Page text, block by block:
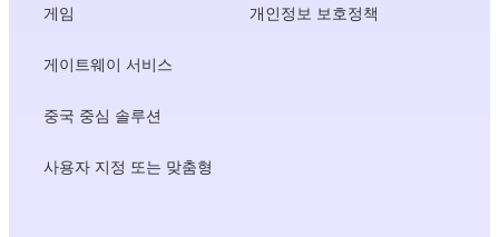
게임
게이트웨이 서비스
중국 중심 솔루션
사용자 지정 또는 맞춤형
개인정보 보호정책